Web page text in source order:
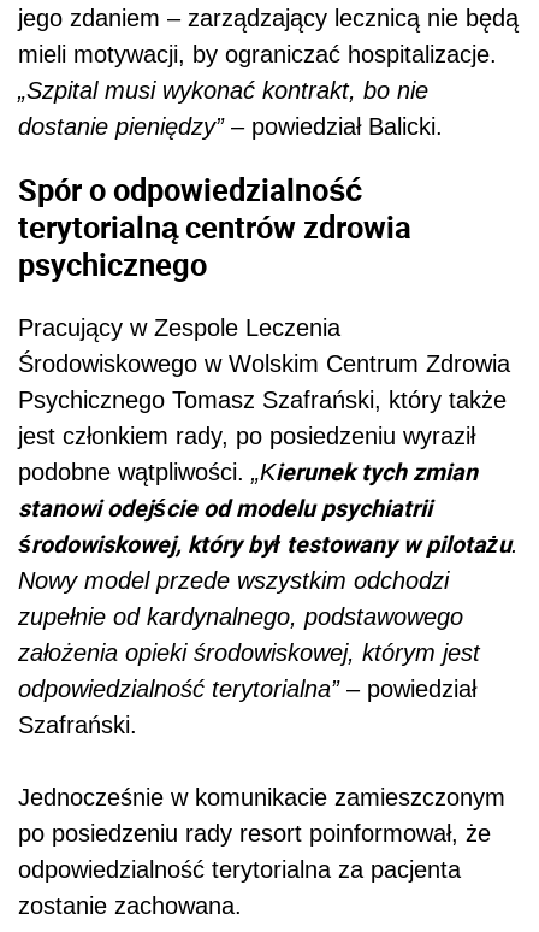
jego zdaniem – zarządzający lecznicą nie będą
mieli motywacji, by ograniczać hospitalizacje.
„Szpital musi wykonać kontrakt, bo nie
dostanie pieniędzy”– powiedział Balicki.
Spór o odpowiedzialność
terytorialną centrów zdrowia
psychicznego
Pracujący w Zespole Leczenia
Środowiskowego w Wolskim Centrum Zdrowia
Psychicznego Tomasz Szafrański, który także
jest członkiem rady, po posiedzeniu wyraził
podobne wątpliwości. „Kierunek tych zmian
stanowi odejście od modelu psychiatrii
środowiskowej, który był testowany w pilotażu.
Nowy model przede wszystkim odchodzi
zupełnie od kardynalnego, podstawowego
założenia opieki środowiskowej, którym jest
odpowiedzialność terytorialna”– powiedział
Szafrański.
Jednocześnie w komunikacie zamieszczonym
po posiedzeniu rady resort poinformował, że
odpowiedzialność terytorialna za pacjenta
zostanie zachowana.